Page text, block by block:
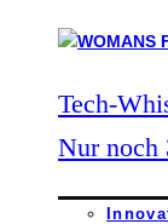
Tech-
Nur noch